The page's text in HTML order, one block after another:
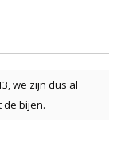
we zijn dus al
de bijen.